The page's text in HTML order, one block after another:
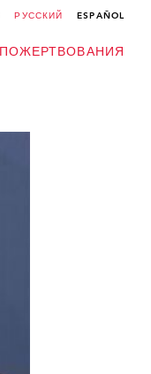
РУССКИЙ ESPAÑOL
ПОЖЕРТВОВАНИЯ